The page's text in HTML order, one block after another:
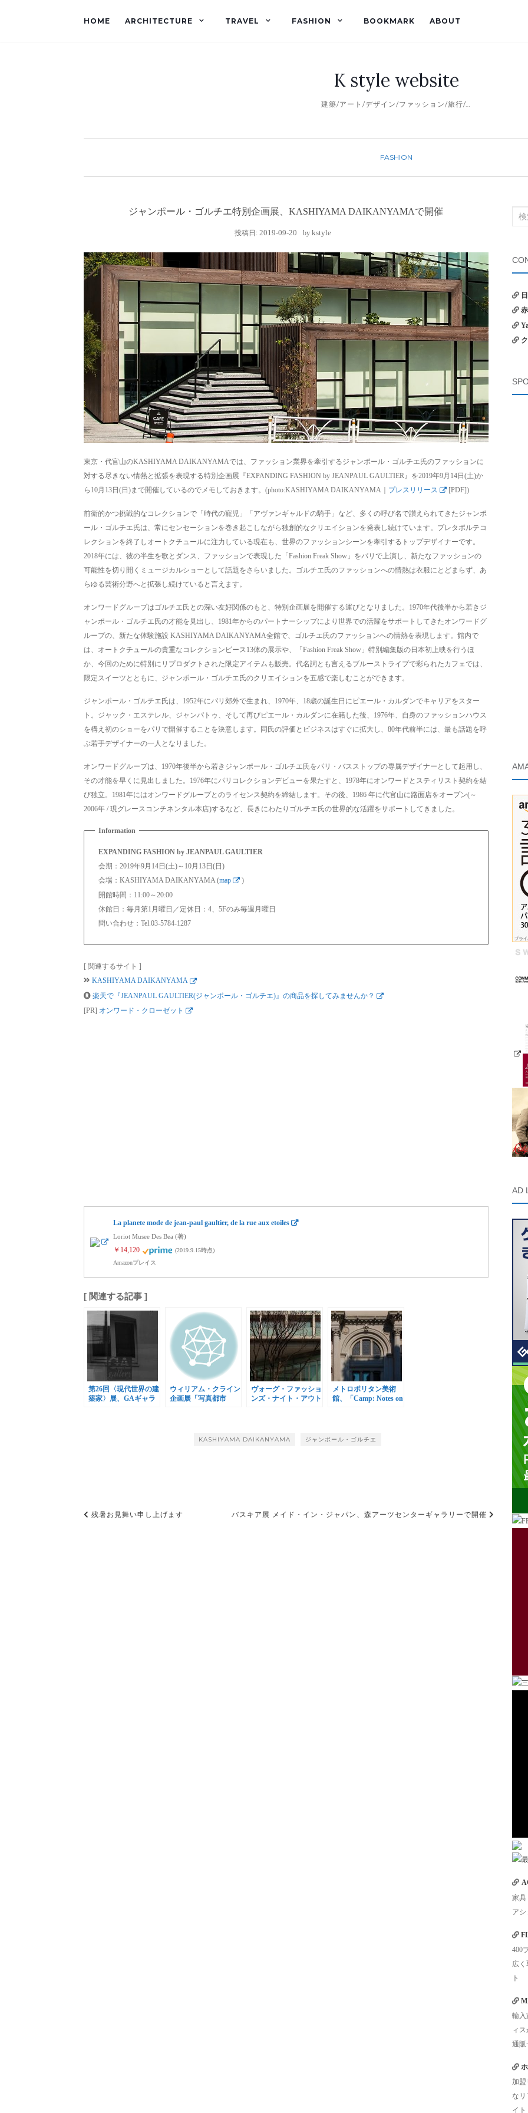
HOME ARCHITECTURE TRAVEL FASHION BOOKMARK ABOUT
K style website
建築/アート/デザイン/ファッション/旅行/…
FASHION
ジャンポール・ゴルチエ特別企画展、KASHIYAMA DAIKANYAMAで開催
投稿日:2019-09-20 bykstyle
東京・代官山のKASHIYAMA DAIKANYAMAでは、ファッション業界を牽引するジャンポール・ゴルチエ氏のファッションに
対する尽きない情熱と拡張を表現する特別企画展『EXPANDING FASHION by JEANPAUL GAULTIER』を2019年9月14日(土)か
ら10月13日(日)まで開催しているのでメモしておきます。(photo:KASHIYAMA DAIKANYAMA｜ プレスリリース [PDF])
前衛的かつ挑戦的なコレクションで「時代の寵児」「アヴァンギャルドの騎手」など、多くの呼び名で讃えられてきたジャンポ
ール・ゴルチエ氏は、常にセンセーションを巻き起こしながら独創的なクリエイションを発表し続けています。プレタポルテコ
レクションを終了しオートクチュールに注力している現在も、世界のファッションシーンを牽引するトップデザイナーです。
2018年には、彼の半生を歌とダンス、ファッションで表現した「Fashion Freak Show」をパリで上演し、新たなファッションの
可能性を切り開くミュージカルショーとして話題をさらいました。ゴルチエ氏のファッションへの情熱は衣服にとどまらず、あ
らゆる芸術分野へと拡張し続けていると言えます。
オンワードグループはゴルチエ氏との深い友好関係のもと、特別企画展を開催する運びとなりました。1970年代後半から若きジ
ャンポール・ゴルチエ氏の才能を見出し、1981年からのパートナーシップにより世界での活躍をサポートしてきたオンワードグ
ループの、新たな体験施設 KASHIYAMA DAIKANYAMA全館で、ゴルチエ氏のファッションへの情熱を表現します。館内で
は、オートクチュールの貴重なコレクションピース13体の展示や、「Fashion Freak Show」特別編集版の日本初上映を行うほ
か、今回のために特別にリプロダクトされた限定アイテムも販売。代名詞とも言えるブルーストライプで彩られたカフェでは、
限定スイーツとともに、ジャンポール・ゴルチエ氏のクリエイションを五感で楽しむことができます。
ジャンポール・ゴルチエ氏は、1952年にパリ郊外で生まれ、1970年、18歳の誕生日にピエール・カルダンでキャリアをスター
ト。ジャック・エステレル、ジャンパトゥ、そして再びピエール・カルダンに在籍した後、1976年、自身のファッションハウス
を構え初のショーをパリで開催することを決意します。同氏の評価とビジネスはすぐに拡大し、80年代前半には、最も話題を呼
ぶ若手デザイナーの一人となりました。
オンワードグループは、1970年後半から若きジャンポール・ゴルチエ氏をパリ・バスストップの専属デザイナーとして起用し、
その才能を早くに見出しました。1976年にパリコレクションデビューを果たすと、1978年にオンワードとスティリスト契約を結
び独立。1981年にはオンワードグループとのライセンス契約を締結します。その後、1986 年に代官山に路面店をオープン(～
2006年 / 現グレースコンチネンタル本店)するなど、長きにわたりゴルチエ氏の世界的な活躍をサポートしてきました。
EXPANDING FASHION by JEANPAUL GAULTIER
会期：2019年9月14日(土)～10月13日(日)
会場：KASHIYAMA DAIKANYAMA (map
)
開館時間：11:00～20:00
休館日：毎月第1月曜日／定休日：4、5Fのみ毎週月曜日
問い合わせ：Tel.03-5784-1287
[ 関連するサイト ]
KASHIYAMA DAIKANYAMA
楽天で『JEANPAUL GAULTIER(ジャンポール・ゴルチエ)』の商品を探してみませんか？
[PR] オンワード・クローゼット
La planete mode de jean-paul gaultier, de la rue aux etoiles
Loriot Musee Des Bea (著)
￥14,120
(2019.9.15時点)
Amazonプレイス
[ 関連する記事 ]
第26回〈現代世界の建
築家〉展、GAギャラ
ウィリアム・クライン
企画展「写真都市
ヴォーグ・ファッショ
ンズ・ナイト・アウト
メトロポリタン美術
館、「Camp: Notes on
KASHIYAMA DAIKANYAMA ジャンポール・ゴルチエ
投残暑お見舞い申し上げます バスキア展 メイド・イン・ジャパン、森アーツセンターギャラリーで開催
象:
AD
家具
ア
400
広
ト
輸入
ィ
通販
加
な
イト